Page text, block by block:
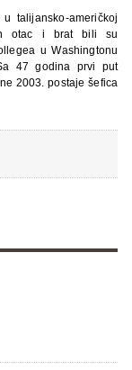
talijansko-američkoj
otac i brat bili su
u Washingtonu
47 godina prvi put
2003. postaje šefica